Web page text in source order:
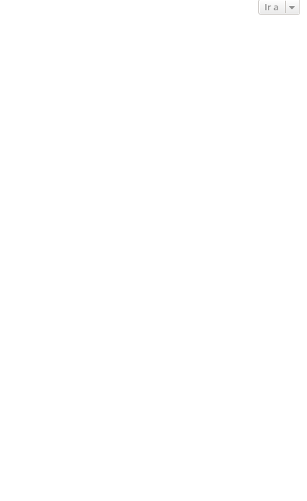
Ir a